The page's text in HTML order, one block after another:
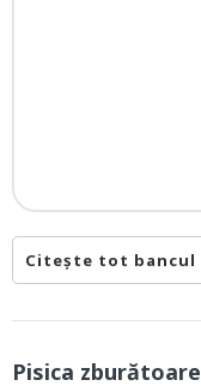
Citește tot bancul
Pisica zburătoare